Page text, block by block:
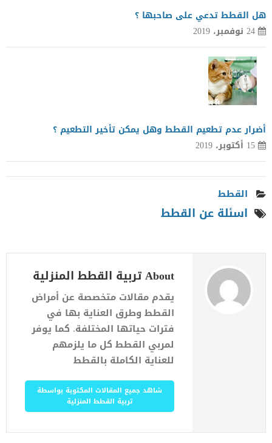
هل القطط تدعي على صاحبها ؟
24 نوفمبر، 2019
أضرار عدم تطعيم القطط وهل يمكن تأخير التطعيم ؟
15 أكتوبر، 2019
القطط
اسئلة عن القطط
About تربية القطط المنزلية
يقدم مقالات متخصصة عن أمراض
القطط وطرق العناية بها في
فترات حياتها المختلفة. كما يوفر
لمربي القطط كل ما يلزمهم
للعناية الكاملة بالقطط
شاهد جميع المقالات المكتوبة بواسطة
تربية القطط المنزلية